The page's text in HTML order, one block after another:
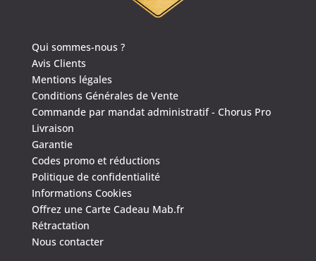
Qui sommes-nous ?
Avis Clients
Mentions légales
Conditions Générales de Vente
Commande par mandat administratif - Chorus Pro
Livraison
Garantie
Codes promo et réductions
Politique de confidentialité
Informations Cookies
Offrez une Carte Cadeau Mab.fr
Rétractation
Nous contacter